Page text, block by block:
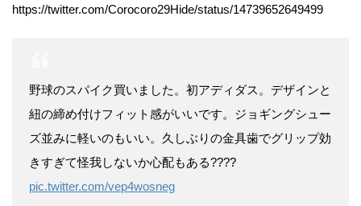
https://twitter.com/Corocoro29Hide/status/14739652649499
野球のスパイク買いました。初アディダス。デザインと
紐の締め付けフィット感がいいです。ジョギングシュー
ズ並みに軽いのもいい。久しぶりの金具歯でグリップ効
きすぎて怪我しないか心配もある????
pic.twitter.com/vep4wosneg